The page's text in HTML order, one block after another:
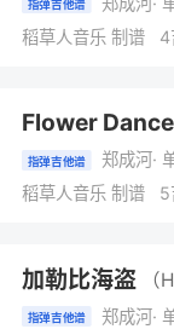
指弹吉他谱
稻草人音乐 制谱 4
Flower Dance
指弹吉他谱 郑成河·
稻草人音乐 制谱 5
加勒比海盗 （
指弹吉他谱 郑成河·